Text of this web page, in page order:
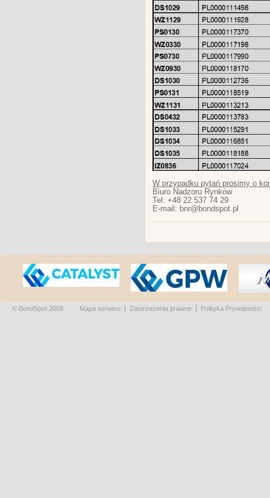
W przypadku pytań prosimy o
Biuro Nadzoru Rynków
Tel: +48 22 537 74 29
E-mail: bnr@bondspot.pl
© BondSpot 2009 Mapa serwisu Zastrzeżenia prawne Polityka Prywatności